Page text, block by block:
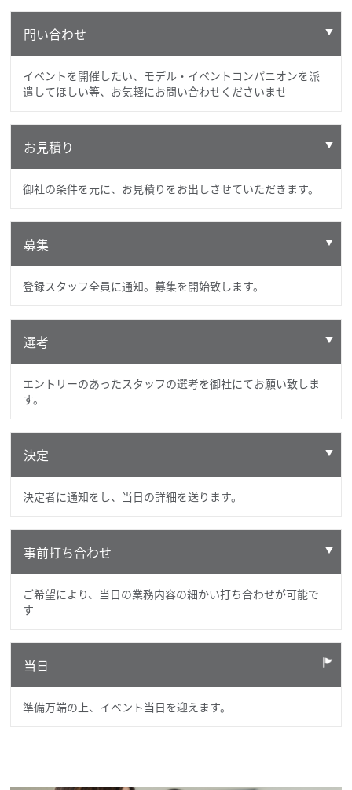
問い合わせ
イベントを開催したい、モデル・イベントコンパニオンを派
遣してほしい等、お気軽にお問い合わせくださいませ
お見積り
御社の条件を元に、お見積りをお出しさせていただきます。
募集
登録スタッフ全員に通知。募集を開始致します。
選考
エントリーのあったスタッフの選考を御社にてお願い致しま
す。
決定
決定者に通知をし、当日の詳細を送ります。
事前打ち合わせ
ご希望により、当日の業務内容の細かい打ち合わせが可能で
す
当日
準備万端の上、イベント当日を迎えます。